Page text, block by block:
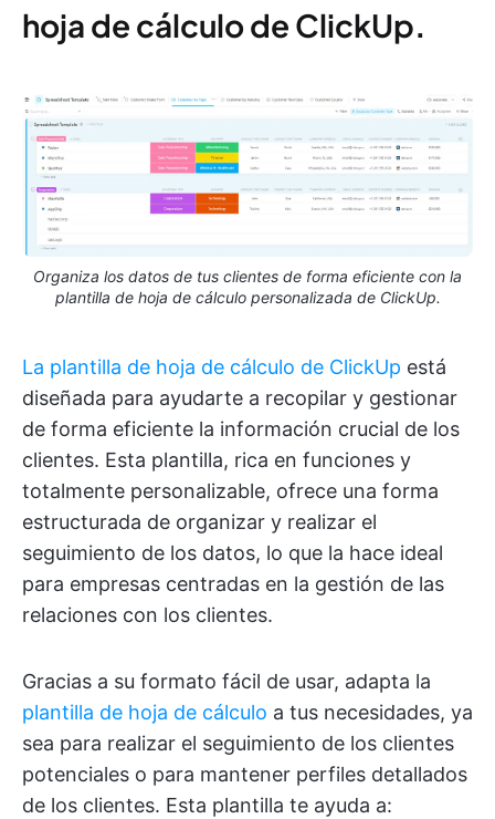
hoja de cálculo de ClickUp.
Organiza los datos de tus clientes de forma eficiente con la
plantilla de hoja de cálculo personalizada de ClickUp.
La plantilla de hoja de cálculo de ClickUp está
diseñada para ayudarte a recopilar y gestionar
de forma eficiente la información crucial de los
clientes. Esta plantilla, rica en funciones y
totalmente personalizable, ofrece una forma
estructurada de organizar y realizar el
seguimiento de los datos, lo que la hace ideal
para empresas centradas en la gestión de las
relaciones con los clientes.
Gracias a su formato fácil de usar, adapta la
plantilla de hoja de cálculo a tus necesidades, ya
sea para realizar el seguimiento de los clientes
potenciales o para mantener perfiles detallados
de los clientes. Esta plantilla te ayuda a: